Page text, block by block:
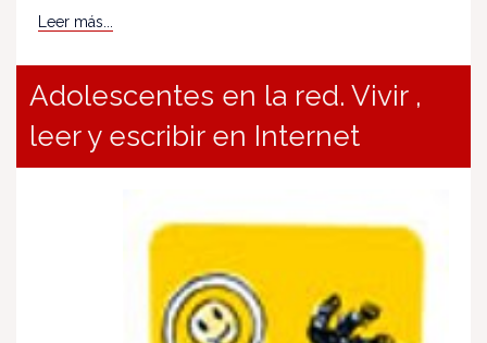
Leer más...
Adolescentes en la red. Vivir ,
leer y escribir en Internet